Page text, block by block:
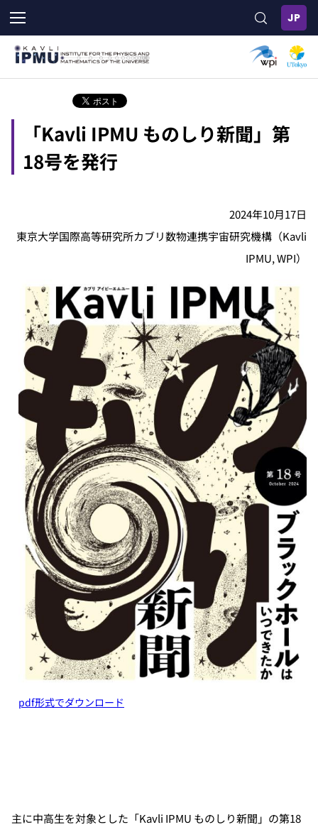
メ
イ
ン
「Kavli IPMU ものしり新聞」第
18号を発行
2024年10月17日
東京大学国際高等研究所カブリ数物連携宇宙研究機構（Kavli
IPMU, WPI）
pdf形式でダウンロード
主に中高生を対象とした「Kavli IPMU ものしり新聞」の第18